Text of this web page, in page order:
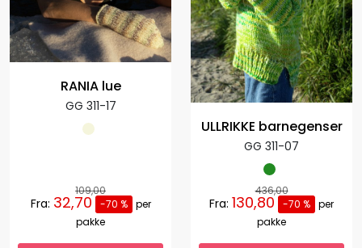
RANIA lue
GG 311-17
109,00
Fra: 32,70 -70 %
per
pakke
ULLRIKKE barnegenser
GG 311-07
436,00
Fra: 130,80 -70 % per
pakke